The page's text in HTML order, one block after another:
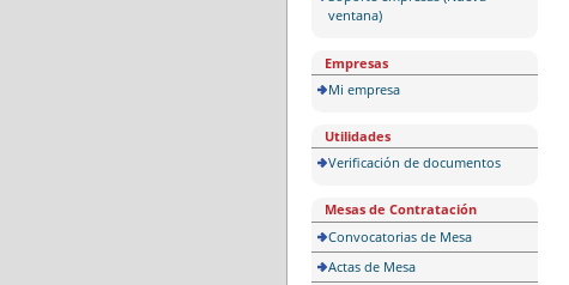
ventana)
Empresas
Mi empresa
Utilidades
Verificación de documentos
Mesas de Contratación
Convocatorias de Mesa
Actas de Mesa